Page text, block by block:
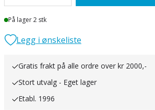
Lager
På lager 2 stk
Legg i ønskeliste
Gratis frakt på alle ordre over kr 2000,-
Stort utvalg - Eget lager
Etabl. 1996